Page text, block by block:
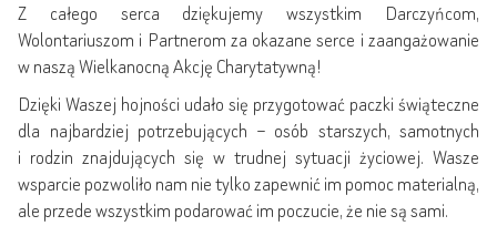
Z całego serca dziękujemy wszystkim Darczyńcom,
Wolontariuszom i Partnerom za okazane serce i zaangażowanie
w naszą Wielkanocną Akcję Charytatywną!
Dzięki Waszej hojności udało się przygotować paczki świąteczne
dla najbardziej potrzebujących – osób starszych, samotnych
i rodzin znajdujących się w trudnej sytuacji życiowej. Wasze
wsparcie pozwoliło nam nie tylko zapewnić im pomoc materialną,
ale przede wszystkim podarować im poczucie, że nie są sami.